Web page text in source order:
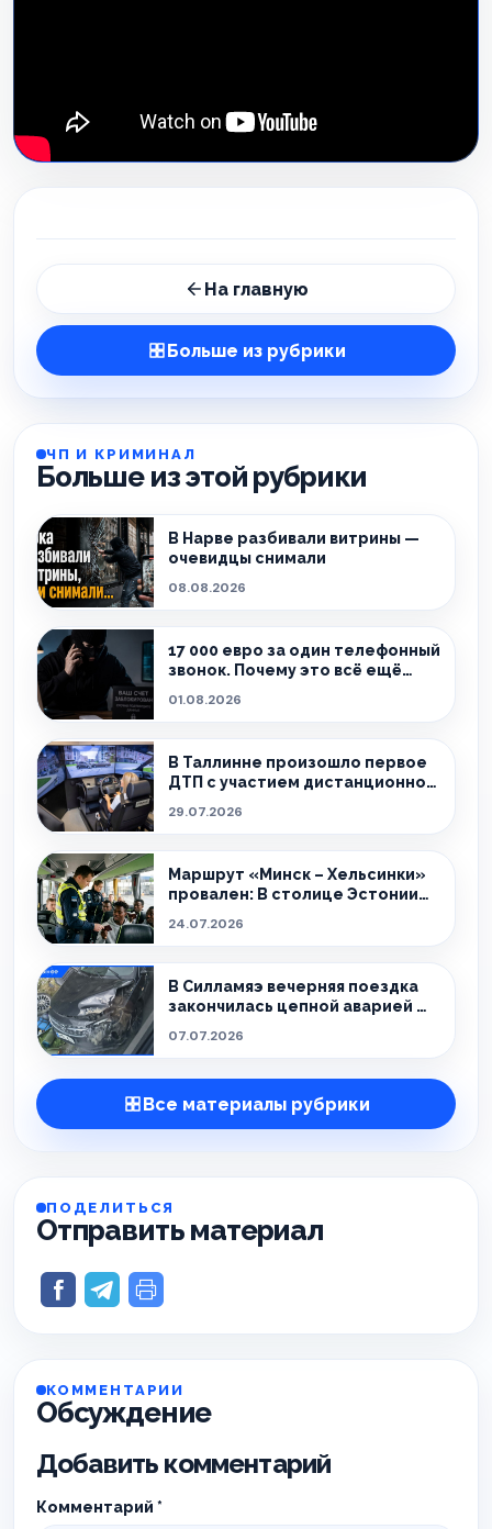
На главную
Больше из рубрики
ЧП И КРИМИНАЛ
Больше из этой рубрики
В Нарве разбивали витрины —
очевидцы снимали
08.08.2026
17 000 евро за один телефонный
звонок. Почему это всё ещё
01.08.2026
В Таллинне произошло первое
ДТП с участием дистанционно
29.07.2026
Маршрут «Минск – Хельсинки»
провален: В столице Эстонии
24.07.2026
В Силламяэ вечерняя поездка
закончилась цепной аварией —
07.07.2026
Все материалы рубрики
ПОДЕЛИТЬСЯ
Отправить материал
КОММЕНТАРИИ
Обсуждение
Добавить комментарий
Комментарий *